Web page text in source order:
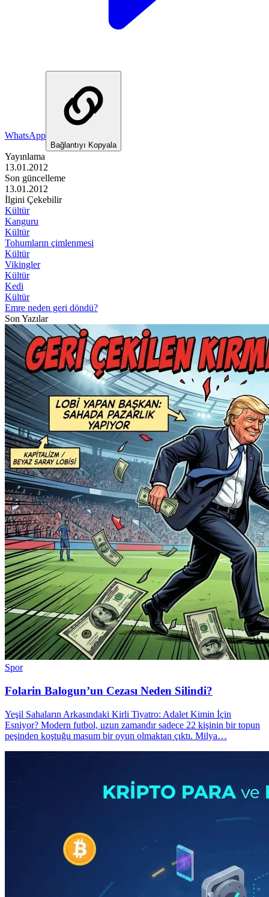
WhatsApp
Bağlantıyı Kopyala
Yayınlama
13.01.2012
Son güncelleme
13.01.2012
İlgini Çekebilir
Kültür
Kanguru
Kültür
Tohumların çimlenmesi
Kültür
Vikingler
Kültür
Kedi
Kültür
Emre neden geri döndü?
Son Yazılar
Spor
Folarin Balogun’un Cezası Neden Silindi?
Yeşil Sahaların Arkasındaki Kirli Tiyatro: Adalet Kimin İçin
Esniyor? Modern futbol, uzun zamandır sadece 22 kişinin bir topun
peşinden koştuğu masum bir oyun olmaktan çıktı. Milya…